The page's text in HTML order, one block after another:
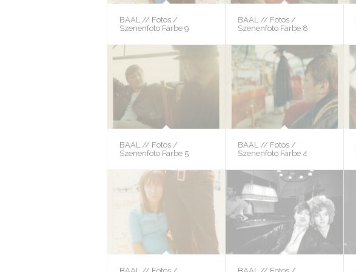
BAAL // Fotos /
Szenenfoto Farbe 9
BAAL // Fotos /
Szenenfoto Farbe 8
BAAL // Fotos /
Szenenfoto Farbe 5
BAAL // Fotos /
Szenenfoto Farbe 4
BAAL // Fotos / BAAL // Fotos /